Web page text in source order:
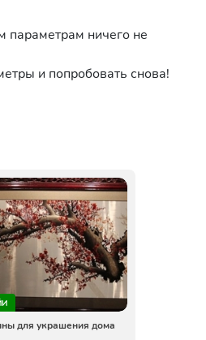
ничего не
и попробовать снова!
для украшения дома